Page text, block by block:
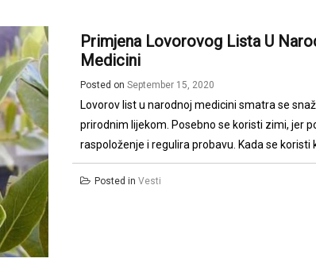
Primjena Lovorovog Lista U
Medicini
Posted onSeptember 15, 2020
Lovorov list u narodnoj medicini smatra se
prirodnim lijekom. Posebno se koristi zimi, jer
raspoloženje i regulira probavu. Kada se koristi
Posted inVesti